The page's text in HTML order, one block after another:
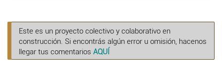
Este es un proyecto colectivo y colaborativo en
construcción. Si encontrás algún error u omisión, hacenos
llegar tus comentarios AQUÍ